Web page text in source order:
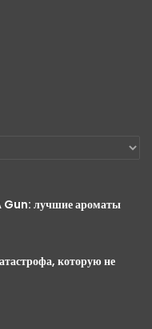
лучшие ароматы
которую не